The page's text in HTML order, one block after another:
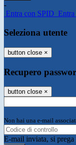
-
Entra con SPID
Seleziona utente
button close ×
Recupero
button close ×
Non hai una e-mail
E-mail inviata, si